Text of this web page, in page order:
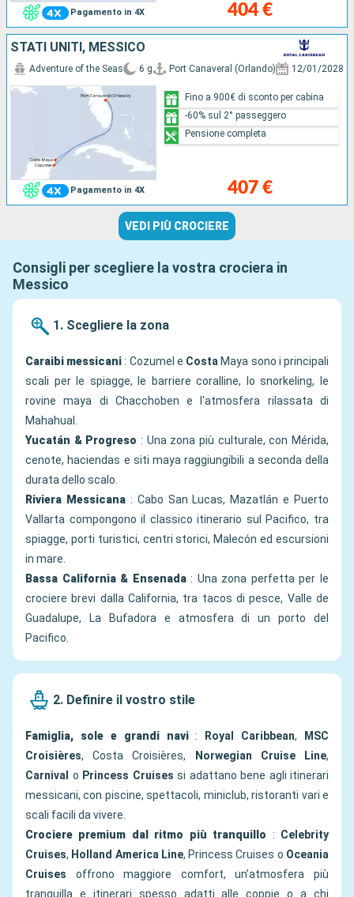
Pagamento in 4X 404 €
STATI UNITI, MESSICO
Pagamento in 4X
Adventure of the Seas 6 g Port Canaveral (Orlando) 12/01/2028
407 €
Fino a 900€ di sconto per cabina
-60% sul 2° passeggero
Pensione completa
VEDI PIÙ CROCIERE
Consigli per scegliere la vostra crociera in
Messico
1. Scegliere la zona
Caraibi messicani: Cozumel e Costa Maya sono i principali
scali per le spiagge, le barriere coralline, lo snorkeling, le
rovine maya di Chacchoben e l'atmosfera rilassata di
Mahahual.
Yucatán & Progreso : Una zona più culturale, con Mérida,
cenote, haciendas e siti maya raggiungibili a seconda della
durata dello scalo.
Riviera Messicana: Cabo San Lucas, Mazatlán e Puerto
Vallarta compongono il classico itinerario sul Pacifico, tra
spiagge, porti turistici, centri storici, Malecón ed escursioni
in mare.
Bassa California & Ensenada: Una zona perfetta per le
crociere brevi dalla California, tra tacos di pesce, Valle de
Guadalupe, La Bufadora e atmosfera di un porto del
Pacifico.
2. Definire il vostro stile
Famiglia, sole e grandi navi: Royal Caribbean,
MSC
Croisières, Costa Croisières, Norwegian Cruise Line,
Carnival o Princess Cruises si adattano bene agli itinerari
messicani, con piscine, spettacoli, miniclub, ristoranti vari e
scali facili da vivere.
Crociere premium dal ritmo più tranquillo : Celebrity
Cruises, Holland America Line, Princess Cruises o Oceania
Cruises offrono maggiore comfort, un’atmosfera più
tranquilla e itinerari spesso adatti alle coppie o a chi